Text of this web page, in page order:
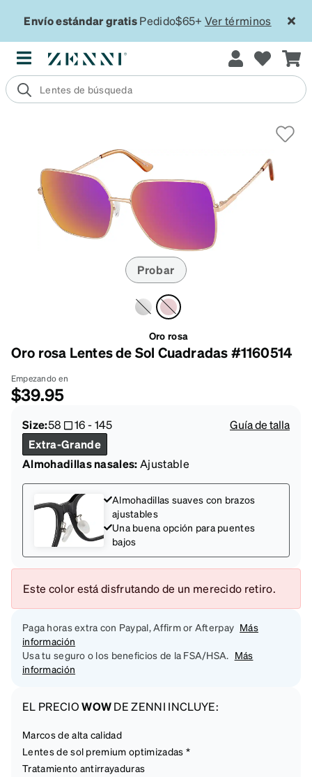
Envío estándar gratisPedido$65+ Ver términos
Probar
Oro rosa
Oro rosa Lentes de Sol Cuadradas #1160514
Empezando en
$39.95
Size:58 16-145
Guía de talla
Extra-Grande
Almohadillas nasales:Ajustable
Almohadillas suaves con brazos
ajustables
Una buena opción para puentes
bajos
Este color está disfrutando de un merecido retiro.
Paga horas extra con Paypal, Affirm or Afterpay Más
información
Usa tu seguro o los beneficios de la FSA/HSA. Más
información
EL PRECIOWOWDE ZENNI INCLUYE:
Marcos de alta calidad
Lentes de sol premium optimizadas *
Tratamiento antirrayaduras